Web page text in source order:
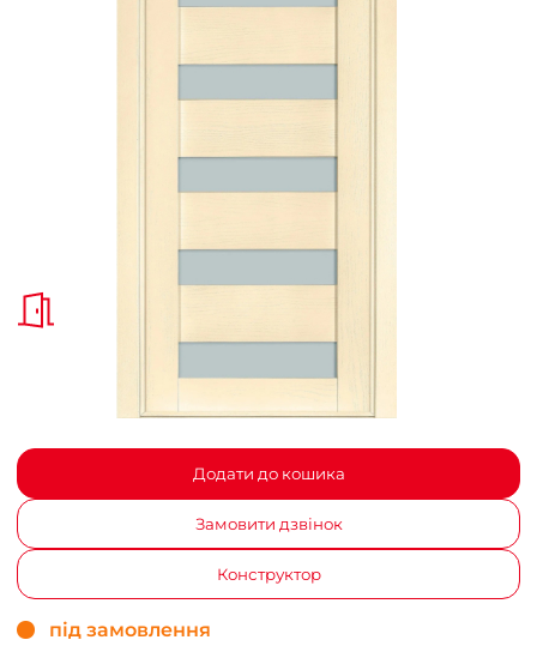
Додати до кошика
Замовити дзвінок
Конструктор
під замовлення